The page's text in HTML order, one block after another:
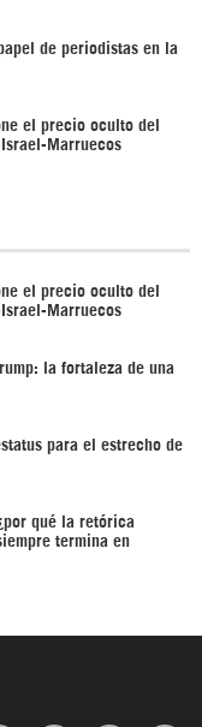
de periodistas en la
el precio oculto del
Israel-Marruecos
el precio oculto del
Israel-Marruecos
la fortaleza de una
para el estrecho de
qué la retórica
termina en